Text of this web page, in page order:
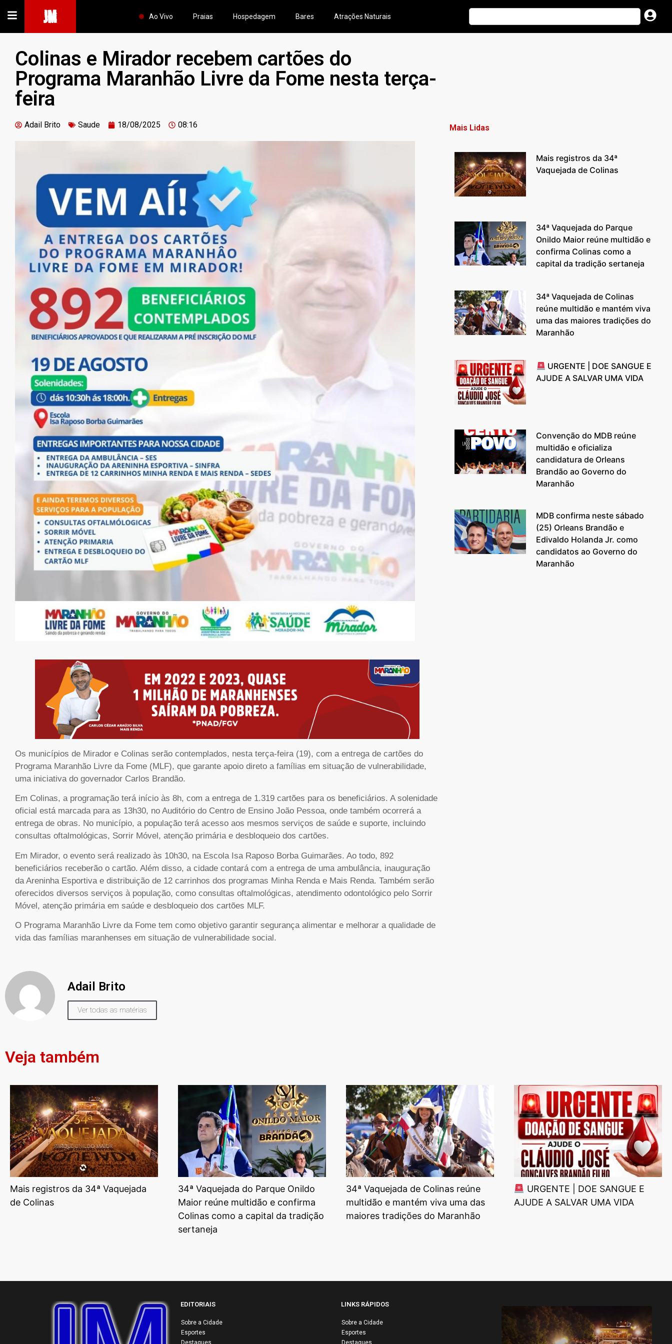
JM Ao Vivo Praias Hospedagem Bares Atrações Naturais
Colinas e Mirador recebem cartões do
Programa Maranhão Livre da Fome nesta terça-
feira
Adail Brito Saude 18/08/2025 08:16
Os municípios de Mirador e Colinas serão contemplados, nesta terça-feira (19), com a entrega de cartões do
Programa Maranhão Livre da Fome (MLF), que garante apoio direto a famílias em situação de vulnerabilidade,
uma iniciativa do governador Carlos Brandão.
Em Colinas, a programação terá início às 8h, com a entrega de 1.319 cartões para os beneficiários. A solenidade
oficial está marcada para as 13h30, no Auditório do Centro de Ensino João Pessoa, onde também ocorrerá a
entrega de obras. No município, a população terá acesso aos mesmos serviços de saúde e suporte, incluindo
consultas oftalmológicas, Sorrir Móvel, atenção primária e desbloqueio dos cartões.
Em Mirador, o evento será realizado às 10h30, na Escola Isa Raposo Borba Guimarães. Ao todo, 892
beneficiários receberão o cartão. Além disso, a cidade contará com a entrega de uma ambulância, inauguração
da Areninha Esportiva e distribuição de 12 carrinhos dos programas Minha Renda e Mais Renda. Também serão
oferecidos diversos serviços à população, como consultas oftalmológicas, atendimento odontológico pelo Sorrir
Móvel, atenção primária em saúde e desbloqueio dos cartões MLF.
O Programa Maranhão Livre da Fome tem como objetivo garantir segurança alimentar e melhorar a qualidade de
vida das famílias maranhenses em situação de vulnerabilidade social.
Mais Lidas
Mais registros da 34ª
Vaquejada de Colinas
34ª Vaquejada do Parque
Onildo Maior reúne multidão e
confirma Colinas como a
capital da tradição sertaneja
34ª Vaquejada de Colinas
reúne multidão e mantém viva
uma das maiores tradições do
Maranhão
URGENTE | DOE SANGUE E
AJUDE A SALVAR UMA VIDA
Convenção do MDB reúne
multidão e oficializa
candidatura de Orleans
Brandão ao Governo do
Maranhão
MDB confirma neste sábado
(25) Orleans Brandão e
Edivaldo Holanda Jr. como
candidatos ao Governo do
Maranhão
Adail Brito
Ver todas as matérias
Veja também
Mais registros da 34ª Vaquejada
de Colinas
34ª Vaquejada do Parque Onildo
Maior reúne multidão e confirma
Colinas como a capital da tradição
sertaneja
34ª Vaquejada de Colinas reúne
multidão e mantém viva uma das
maiores tradições do Maranhão
URGENTE | DOE SANGUE E
AJUDE A SALVAR UMA VIDA
EDITORIAIS
Sobre a Cidade
Esportes
Destaques
LINKS RÁPIDOS
Sobre a Cidade
Esportes
Destaques
34ª Vaquejada do